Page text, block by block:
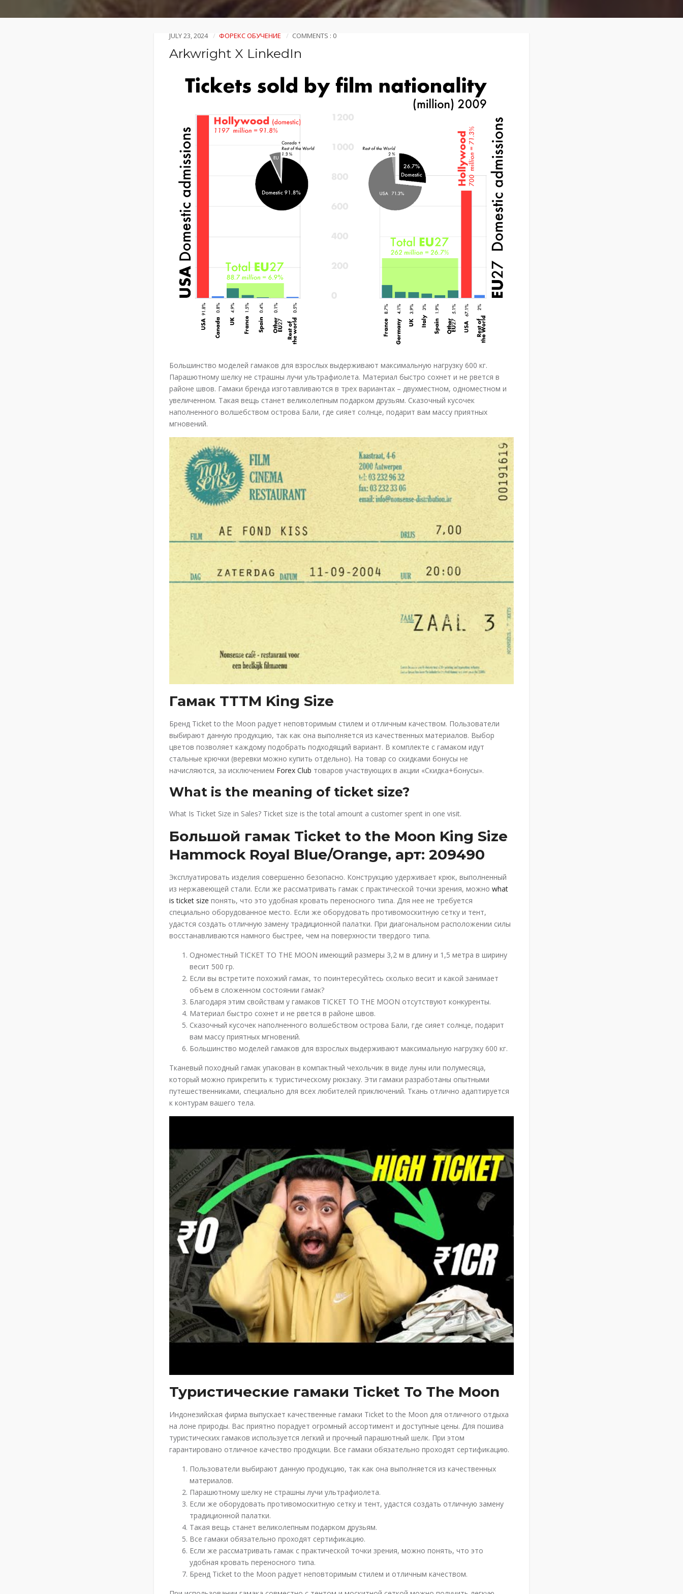
JULY 23, 2024 ФОРЕКС ОБУЧЕНИЕ COMMENTS : 0
Arkwright X LinkedIn
Большинство моделей гамаков для взрослых выдерживают максимальную нагрузку 600 кг.
Парашютному шелку не страшны лучи ультрафиолета. Материал быстро сохнет и не рвется в
районе швов. Гамаки бренда изготавливаются в трех вариантах – двухместном, одноместном и
увеличенном. Такая вещь станет великолепным подарком друзьям. Сказочный кусочек
наполненного волшебством острова Бали, где сияет солнце, подарит вам массу приятных
мгновений.
Гамак TTTM King Size
Бренд Ticket to the Moon радует неповторимым стилем и отличным качеством. Пользователи
выбирают данную продукцию, так как она выполняется из качественных материалов. Выбор
цветов позволяет каждому подобрать подходящий вариант. В комплекте с гамаком идут
стальные крючки (веревки можно купить отдельно). На товар со скидками бонусы не
начисляются, за исключением Forex Club товаров участвующих в акции «Скидка+бонусы».
What is the meaning of ticket size?
What Is Ticket Size in Sales? Ticket size is the total amount a customer spent in one visit.
Большой гамак Ticket to the Moon King Size
Hammock Royal Blue/Orange, арт: 209490
Эксплуатировать изделия совершенно безопасно. Конструкцию удерживает крюк, выполненный
из нержавеющей стали. Если же рассматривать гамак с практической точки зрения, можно what
is ticket size понять, что это удобная кровать переносного типа. Для нее не требуется
специально оборудованное место. Если же оборудовать противомоскитную сетку и тент,
удастся создать отличную замену традиционной палатки. При диагональном расположении силы
восстанавливаются намного быстрее, чем на поверхности твердого типа.
Одноместный TICKET TO THE MOON имеющий размеры 3,2 м в длину и 1,5 метра в ширину
весит 500 гр.
Если вы встретите похожий гамак, то поинтересуйтесь сколько весит и какой занимает
объем в сложенном состоянии гамак?
Благодаря этим свойствам у гамаков TICKET TO THE MOON отсутствуют конкуренты.
Материал быстро сохнет и не рвется в районе швов.
Сказочный кусочек наполненного волшебством острова Бали, где сияет солнце, подарит
вам массу приятных мгновений.
Большинство моделей гамаков для взрослых выдерживают максимальную нагрузку 600 кг.
Тканевый походный гамак упакован в компактный чехольчик в виде луны или полумесяца,
который можно прикрепить к туристическому рюкзаку. Эти гамаки разработаны опытными
путешественниками, специально для всех любителей приключений. Ткань отлично адаптируется
к контурам вашего тела.
Туристические гамаки Ticket To The Moon
Индонезийская фирма выпускает качественные гамаки Ticket to the Moon для отличного отдыха
на лоне природы. Вас приятно порадует огромный ассортимент и доступные цены. Для пошива
туристических гамаков используется легкий и прочный парашютный шелк. При этом
гарантировано отличное качество продукции. Все гамаки обязательно проходят сертификацию.
Пользователи выбирают данную продукцию, так как она выполняется из качественных
материалов.
Парашютному шелку не страшны лучи ультрафиолета.
Если же оборудовать противомоскитную сетку и тент, удастся создать отличную замену
традиционной палатки.
Такая вещь станет великолепным подарком друзьям.
Все гамаки обязательно проходят сертификацию.
Если же рассматривать гамак с практической точки зрения, можно понять, что это
удобная кровать переносного типа.
Бренд Ticket to the Moon радует неповторимым стилем и отличным качеством.